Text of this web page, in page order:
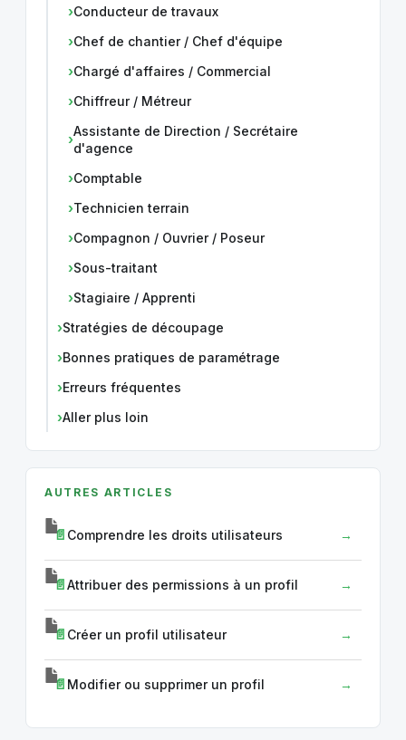
Conducteur de travaux
Chef de chantier / Chef d'équipe
Chargé d'affaires / Commercial
Chiffreur / Métreur
Assistante de Direction / Secrétaire
d'agence
Comptable
Technicien terrain
Compagnon / Ouvrier / Poseur
Sous-traitant
Stagiaire / Apprenti
Stratégies de découpage
Bonnes pratiques de paramétrage
Erreurs fréquentes
Aller plus loin
AUTRES ARTICLES
Comprendre les droits utilisateurs
Attribuer des permissions à un profil
Créer un profil utilisateur
Modifier ou supprimer un profil